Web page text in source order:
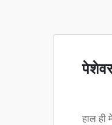
हाल ही